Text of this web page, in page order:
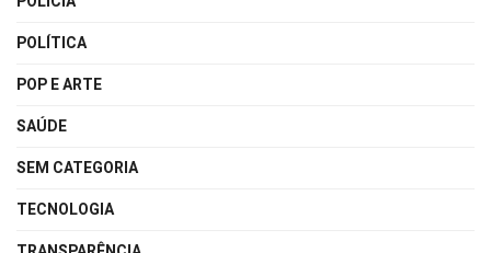
POLÍTICA
POP E ARTE
SAÚDE
SEM CATEGORIA
TECNOLOGIA